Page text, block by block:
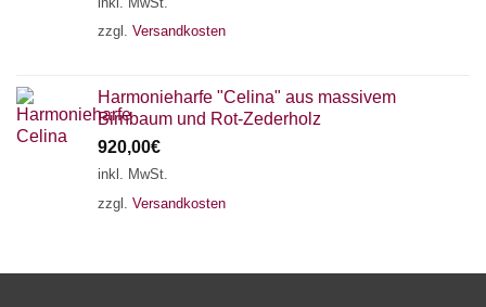
zzgl. Versandkosten
Harmonieharfe "Celina" aus massivem
Birnbaum und Rot-Zederholz
920,00€
inkl. MwSt.
zzgl. Versandkosten